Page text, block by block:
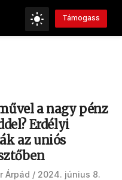
Támogass
a nagy pénz
Erdélyi
az uniós
Árpád 2024. június 8.